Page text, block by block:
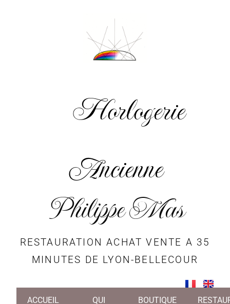
Horlogerie
Ancienne
Philippe Mas
RESTAURATION ACHAT VENTE A 35
MINUTES DE LYON-BELLECOUR
ACCUEIL QUI BOUTIQUE